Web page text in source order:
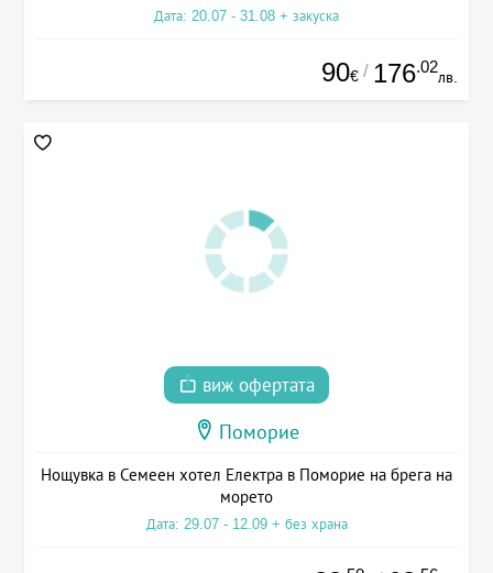
Дата: 20.07 - 31.08 + закуска
90€ / 176.02
лв.
виж офертата
Поморие
Нощувка в Семеен хотел Електра в Поморие на брега на
морето
Дата: 29.07 - 12.09 + без храна